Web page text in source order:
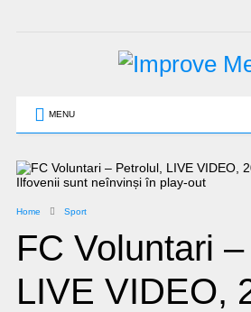
MENU
Home Sport
FC Voluntari
LIVE VIDEO,